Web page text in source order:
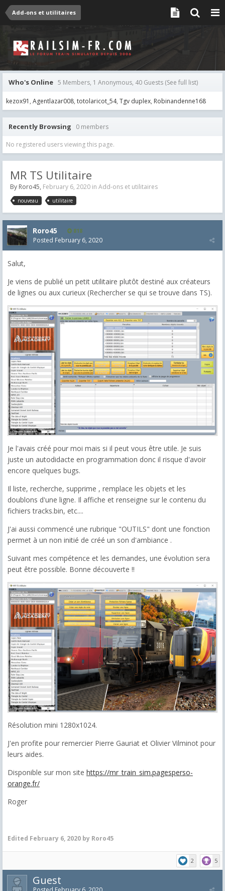
Add-ons et utilitaires
Who's Online 5 Members, 1 Anonymous, 40 Guests (See full list)
kezox91 Agentlazar008 totolaricot_54 Tgv duplex Robinandenne168
Recently Browsing 0 members
No registered users viewing this page.
MR TS Utilitaire
By Roro45, February 6, 2020 in Add-ons et utilitaires
nouveau utilitaire
Roro45 818
Posted February 6, 2020
Salut,
Je viens de publié un petit utilitaire plutôt destiné aux créateurs
de lignes ou aux curieux (Rechercher se qui se trouve dans TS).
Je l'avais créé pour moi mais si il peut vous être utile. Je suis
juste un autodidacte en programmation donc il risque d'avoir
encore quelques bugs.
Il liste, recherche, supprime , remplace les objets et les
doublons d'une ligne. Il affiche et renseigne sur le contenu du
fichiers tracks.bin, etc....
J'ai aussi commencé une rubrique "OUTILS" dont une fonction
permet à un non initié de créé un son d'ambiance .
Suivant mes compétence et les demandes, une évolution sera
peut être possible. Bonne découverte !!
Résolution mini 1280x1024.
J'en profite pour remercier Pierre Gauriat et Olivier Vilminot pour
leurs aides.
Disponible sur mon site https://mr_train_sim.pagesperso-
orange.fr/
Roger
Edited February 6, 2020 by Roro45
2 5
Guest